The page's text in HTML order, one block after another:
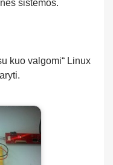
sistemos.
kuo valgomi“ Linux